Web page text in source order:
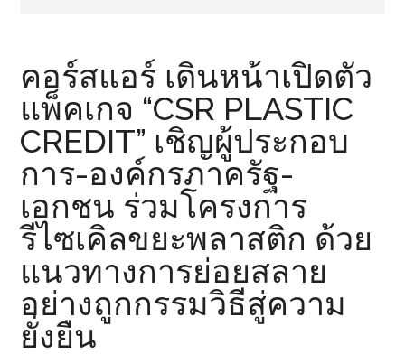
คอร์สแอร์ เดินหน้าเปิดตัว
แพ็คเกจ “CSR PLASTIC
CREDIT” เชิญผู้ประกอบ
การ-องค์กรภาครัฐ-
เอกชน ร่วมโครงการ
รีไซเคิลขยะพลาสติก ด้วย
แนวทางการย่อยสลาย
อย่างถูกกรรมวิธีสู่ความ
ยั่งยืน